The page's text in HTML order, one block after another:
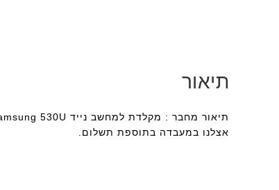
תיאור
אצלנו במעבדה בתוספת תשלום.